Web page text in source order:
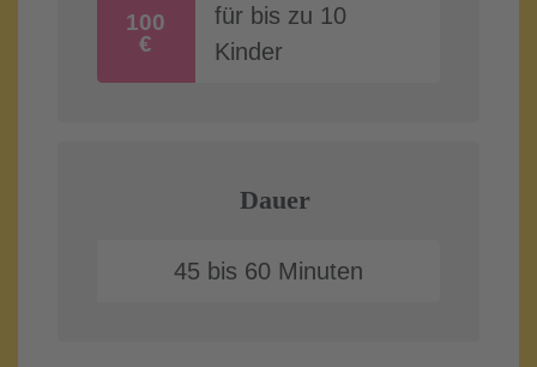
100
€
für bis zu 10
Kinder
Dauer
45 bis 60 Minuten